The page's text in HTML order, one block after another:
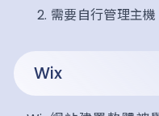
需要自行管理主
Wix